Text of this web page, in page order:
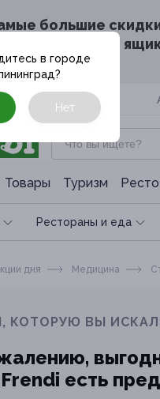
большие
твоём почтовом
Товары Туризм
Рестораны и еда
в городе
?
Нет
дня Медицина
КОТОРУЮ ВЫ
есть